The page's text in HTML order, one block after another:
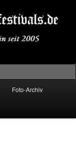
Foto-Archiv